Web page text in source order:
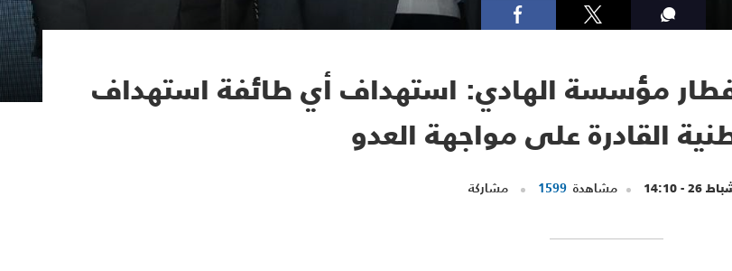
مؤسسة الهادي: استهداف أي طائفة استهداف
القادرة على مواجهة العدو
مشاهدة 1599 مشاركة